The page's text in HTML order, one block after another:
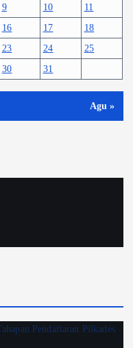
9 10
11
16 17
18
23 24
25
30 31
Agu »